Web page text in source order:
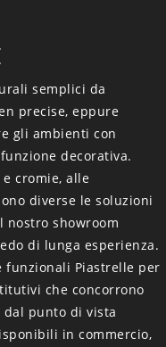
semplici da
precise, eppure
gli ambienti con
decorativa.
cromie, alle
diverse le soluzioni
showroom
di lunga esperienza.
funzionali Piastrelle per
che concorrono
punto di vista
in commercio,